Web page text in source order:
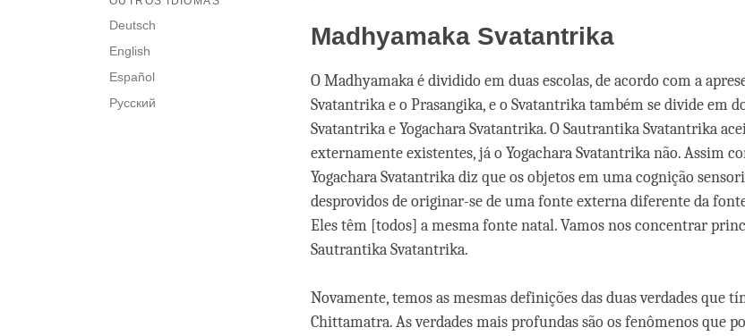
on
facebook
Deutsch
English
Español
Русский
Madhyamaka Svatantrika
O Madhyamaka é dividido em duas escolas, de acordo com a
Svatantrika e o Prasangika, e o Svatantrika também se divide em
Svatantrika e Yogachara Svatantrika. O Sautrantika Svatantrika
externamente existentes, já o Yogachara Svatantrika não. Assim
Yogachara Svatantrika diz que os objetos em uma cognição
desprovidos de originar-se de uma fonte externa diferente da
Eles têm [todos] a mesma fonte natal. Vamos nos concentrar
Sautrantika Svatantrika.
Novamente, temos as mesmas definições das duas verdades que
Chittamatra. As verdades mais profundas são os fenômenos que